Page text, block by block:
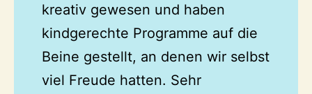
kreativ gewesen und haben
kindgerechte Programme auf die
Beine gestellt, an denen wir selbst
viel Freude hatten. Sehr